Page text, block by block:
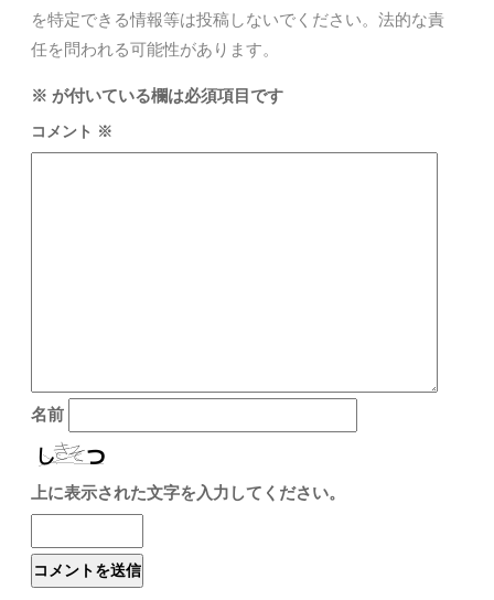
を特定できる情報等は投稿しないでください。法的な責
任を問われる可能性があります。
※ が付いている欄は必須項目です
コメント ※
名前
上に表示された文字を入力してください。